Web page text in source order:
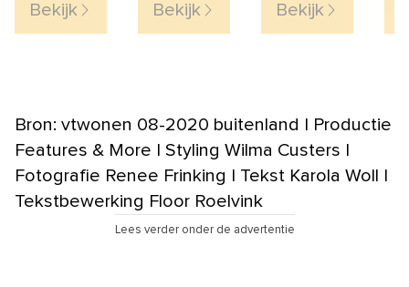
Bekijk
Bekijk
Bekijk
Bron: vtwonen 08-2020 buitenland | Productie
Features & More | Styling Wilma Custers |
Fotografie Renee Frinking | Tekst Karola Woll |
Tekstbewerking Floor Roelvink
Lees verder onder de advertentie